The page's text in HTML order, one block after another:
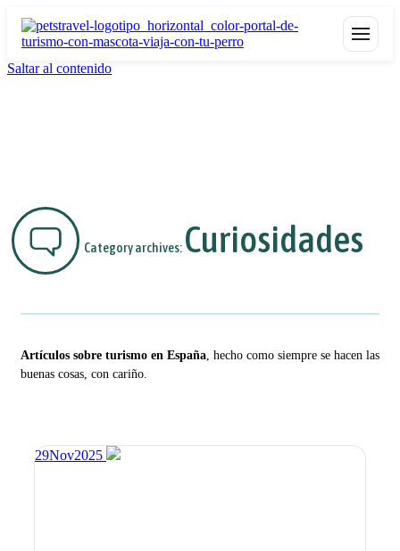
Saltar al contenido
Category archives: Curiosidades
Artículos sobre turismo en España, hecho como siempre se hacen las
buenas cosas, con cariño.
29Nov2025